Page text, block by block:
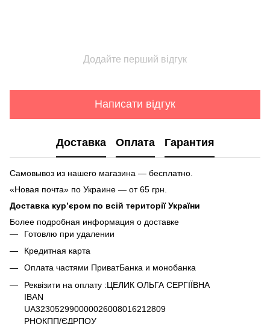
Додайте перший відгук
Написати відгук
Доставка Оплата Гарантия
Самовывоз из нашего магазина — бесплатно.
«Новая почта» по Украине — от 65 грн.
Доставка кур’єром по всій території України
Более подробная информация о доставке
Готовлю при удалении
Кредитная карта
Оплата частями ПриватБанка и монобанка
Реквізити на оплату :ЦЕЛИК ОЛЬГА СЕРГІЇВНА
IBAN
UA323052990000026008016212809
РНОКПП/ЄДРПОУ